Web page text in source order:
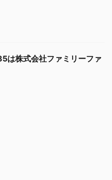
株式会社ファミリーファ